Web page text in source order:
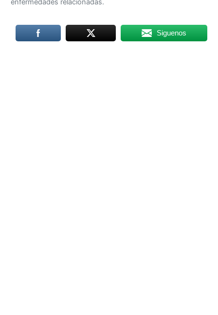
enfermedades relacionadas.
Siguenos